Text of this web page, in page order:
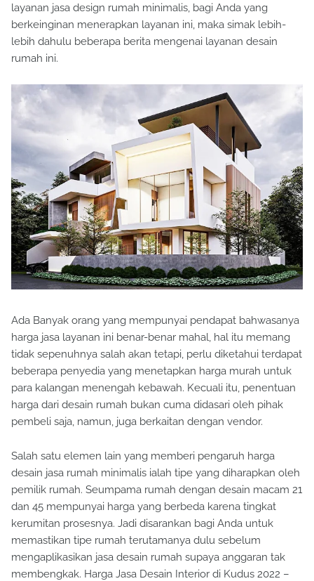
layanan jasa design rumah minimalis, bagi Anda yang
berkeinginan menerapkan layanan ini, maka simak lebih-
lebih dahulu beberapa berita mengenai layanan desain
rumah ini.
Ada Banyak orang yang mempunyai pendapat bahwasanya
harga jasa layanan ini benar-benar mahal, hal itu memang
tidak sepenuhnya salah akan tetapi, perlu diketahui terdapat
beberapa penyedia yang menetapkan harga murah untuk
para kalangan menengah kebawah. Kecuali itu, penentuan
harga dari desain rumah bukan cuma didasari oleh pihak
pembeli saja, namun, juga berkaitan dengan vendor.
Salah satu elemen lain yang memberi pengaruh harga
desain jasa rumah minimalis ialah tipe yang diharapkan oleh
pemilik rumah. Seumpama rumah dengan desain macam 21
dan 45 mempunyai harga yang berbeda karena tingkat
kerumitan prosesnya. Jadi disarankan bagi Anda untuk
memastikan tipe rumah terutamanya dulu sebelum
mengaplikasikan jasa desain rumah supaya anggaran tak
membengkak. Harga Jasa Desain Interior di Kudus 2022 –